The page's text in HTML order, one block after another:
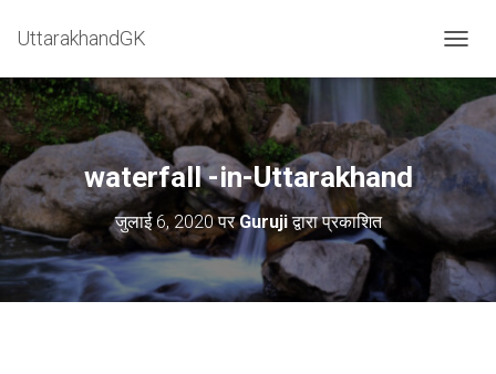
UttarakhandGK
waterfall -in-Uttarakhand
जुलाई 6, 2020परGurujiद्वारा प्रकाशित